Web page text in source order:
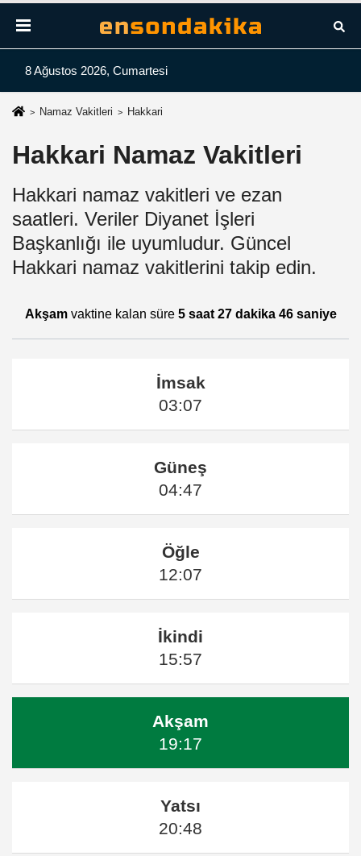
8 Ağustos 2026, Cumartesi
Namaz Vakitleri Hakkari
Hakkari Namaz Vakitleri
Hakkari namaz vakitleri ve ezan
saatleri. Veriler Diyanet İşleri
Başkanlığı ile uyumludur. Güncel
Hakkari namaz vakitlerini takip edin.
Akşamvaktine kalan süre 5 saat 27 dakika 45 saniye
İmsak
03:07
Güneş
04:47
Öğle
12:07
İkindi
15:57
Akşam
19:17
Yatsı
20:48